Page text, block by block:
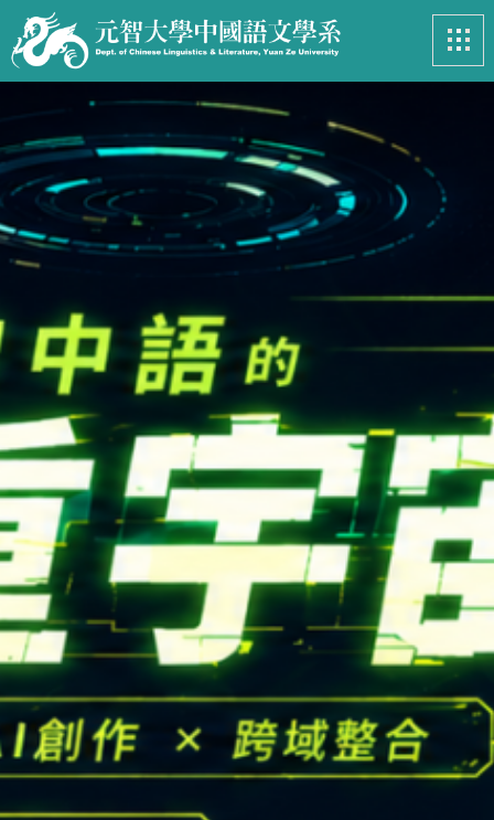
最新消息 News
系所簡介 Introduction
課程資訊
招生專區 Admissions
學生事務 Student
亮眼足跡 Footprints
高中生懶人包 High school
CONTACT
Email：cldept@saturn.yzu.edu.tw
校本部電話：+886-3-4638800 #2706,2707
地址： 桃園市中壢區遠東路 135 號  元智五館 6 樓